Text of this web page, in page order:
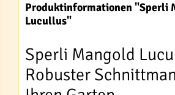
Produktinformationen "Sperli
Lucullus"
Sperli Mangold
Robuster